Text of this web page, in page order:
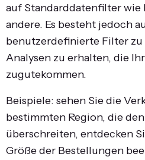
auf Standarddatenfilter wie
andere. Es besteht jedoch
benutzerdefinierte Filter zu
Analysen zu erhalten, die
zugutekommen.
Beispiele: sehen Sie die
bestimmten Region, die
überschreiten, entdecken
Größe der Bestellungen